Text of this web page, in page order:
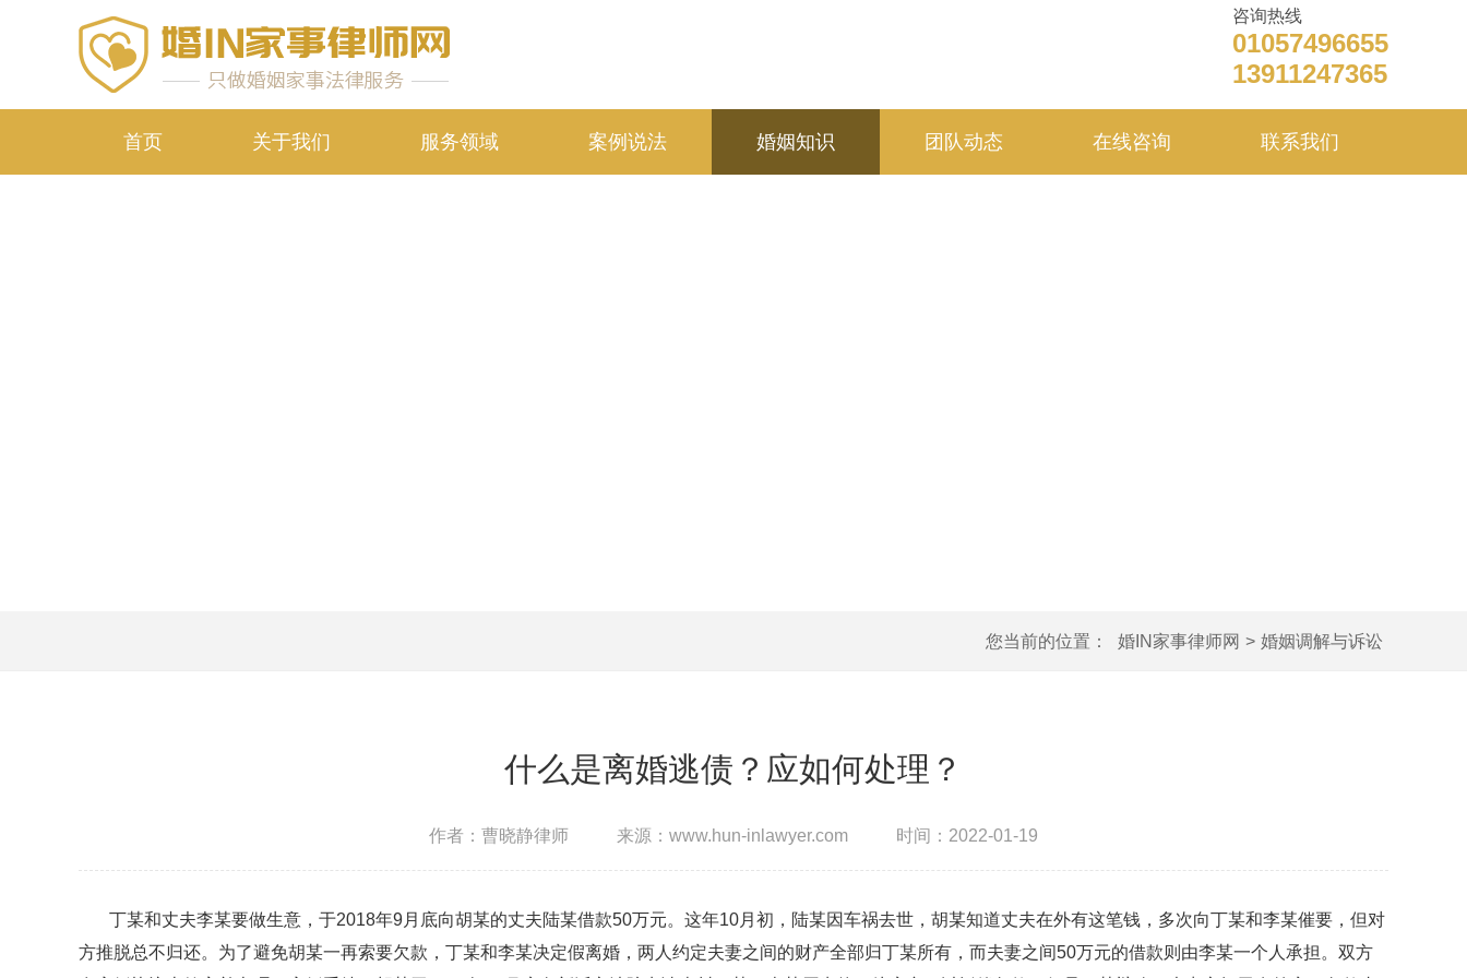
咨询热线
01057496655
13911247365
首页 关于我们 服务领域 案例说法 婚姻知识 团队动态 在线咨询 联系我们
您当前的位置： 婚IN家事律师网 > 婚姻调解与诉讼
什么是离婚逃债？应如何处理？
作者：曹晓静律师 来源：www.hun-inlawyer.com 时间：2022-01-19
丁某和丈夫李某要做生意，于2018年9月底向胡某的丈夫陆某借款50万元。这年10月初，陆某因车祸去世，胡某知道丈夫在外有这笔钱，多次向丁某和李某催要，但对
方推脱总不归还。为了避免胡某一再索要欠款，丁某和李某决定假离婚，两人约定夫妻之间的财产全部归丁某所有，而夫妻之间50万元的借款则由李某一个人承担。双方